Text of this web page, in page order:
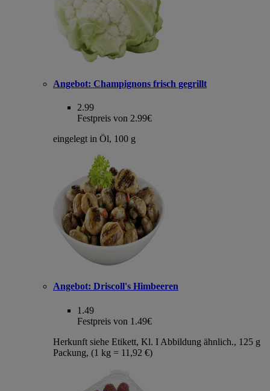
Angebot: Champignons frisch gegrillt
2.99
Festpreis von 2.99€
eingelegt in Öl, 100 g
Angebot: Driscoll's Himbeeren
1.49
Festpreis von 1.49€
Herkunft siehe Etikett, Kl. I Abbildung ähnlich., 125 g
Packung, (1 kg = 11,92 €)